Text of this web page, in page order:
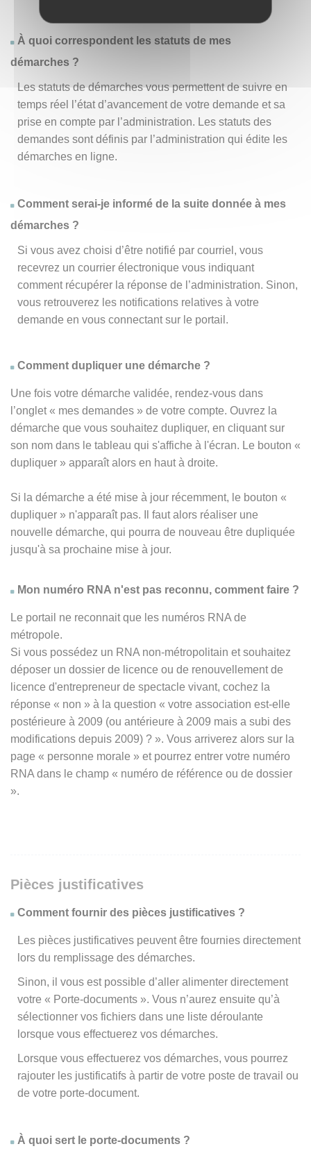
À quoi correspondent les statuts de mes
démarches ?
Les statuts de démarches vous permettent de suivre en
temps réel l’état d’avancement de votre demande et sa
prise en compte par l’administration. Les statuts des
demandes sont définis par l’administration qui édite les
démarches en ligne.
Comment serai-je informé de la suite donnée à mes
démarches ?
Si vous avez choisi d’être notifié par courriel, vous
recevrez un courrier électronique vous indiquant
comment récupérer la réponse de l’administration. Sinon,
vous retrouverez les notifications relatives à votre
demande en vous connectant sur le portail.
Comment dupliquer une démarche ?
Une fois votre démarche validée, rendez-vous dans
l’onglet « mes demandes » de votre compte. Ouvrez la
démarche que vous souhaitez dupliquer, en cliquant sur
son nom dans le tableau qui s'affiche à l'écran. Le bouton «
dupliquer » apparaît alors en haut à droite.
Si la démarche a été mise à jour récemment, le bouton «
dupliquer » n'apparaît pas. Il faut alors réaliser une
nouvelle démarche, qui pourra de nouveau être dupliquée
jusqu'à sa prochaine mise à jour.
Mon numéro RNA n'est pas reconnu, comment faire ?
Le portail ne reconnait que les numéros RNA de
métropole.
Si vous possédez un RNA non-métropolitain et souhaitez
déposer un dossier de licence ou de renouvellement de
licence d'entrepreneur de spectacle vivant, cochez la
réponse « non » à la question « votre association est-elle
postérieure à 2009 (ou antérieure à 2009 mais a subi des
modifications depuis 2009) ? ». Vous arriverez alors sur la
page « personne morale » et pourrez entrer votre numéro
RNA dans le champ « numéro de référence ou de dossier
».
Pièces justificatives
Comment fournir des pièces justificatives ?
Les pièces justificatives peuvent être fournies directement
lors du remplissage des démarches.
Sinon, il vous est possible d’aller alimenter directement
votre « Porte-documents ». Vous n’aurez ensuite qu’à
sélectionner vos fichiers dans une liste déroulante
lorsque vous effectuerez vos démarches.
Lorsque vous effectuerez vos démarches, vous pourrez
rajouter les justificatifs à partir de votre poste de travail ou
de votre porte-document.
À quoi sert le porte-documents ?